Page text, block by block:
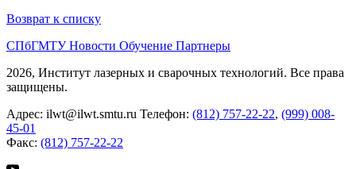
Возврат к списку
СПбГМТУНовости Обучение Партнеры
2026, Институт лазерных и сварочных технологий. Все права
защищены.
Адрес: ilwt@ilwt.smtu.ru Телефон: (812) 757-22-22, (999) 008-
45-01
Факс: (812) 757-22-22